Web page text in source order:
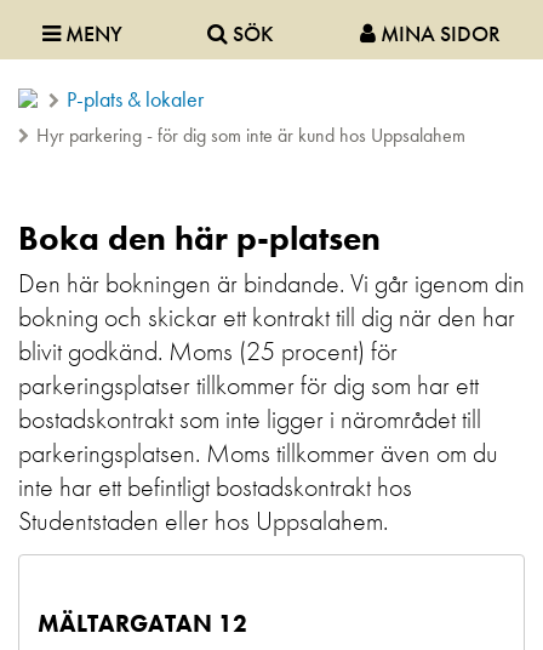
MENY SÖK MINA SIDOR
P-plats & lokaler
Hyr parkering - för dig som inte är kund hos Uppsalahem
Boka den här p-platsen
Den här bokningen är bindande. Vi går igenom din
bokning och skickar ett kontrakt till dig när den har
blivit godkänd. Moms (25 procent) för
parkeringsplatser tillkommer för dig som har ett
bostadskontrakt som inte ligger i närområdet till
parkeringsplatsen. Moms tillkommer även om du
inte har ett befintligt bostadskontrakt hos
Studentstaden eller hos Uppsalahem.
MÄLTARGATAN 12